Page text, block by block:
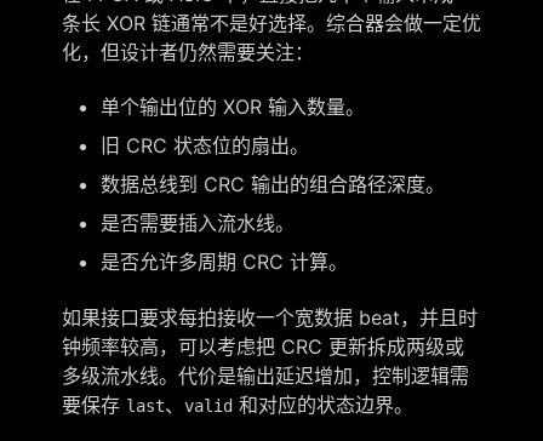
条长 XOR 链通常不是好选择。综合器会做一定优
化，但设计者仍然需要关注：
单个输出位的 XOR 输入数量。
旧 CRC 状态位的扇出。
数据总线到 CRC 输出的组合路径深度。
是否需要插入流水线。
是否允许多周期 CRC 计算。
如果接口要求每拍接收一个宽数据 beat，并且时
钟频率较高，可以考虑把 CRC 更新拆成两级或
多级流水线。代价是输出延迟增加，控制逻辑需
要保存 last、 valid和对应的状态边界。